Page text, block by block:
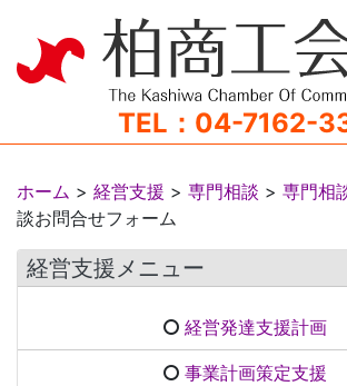
TEL：04-7162-
ホーム > 経営支援 > 専門相談 > 専門相
談お問合せフォーム
経営支援メニュー
経営発達支援計画
事業計画策定支援